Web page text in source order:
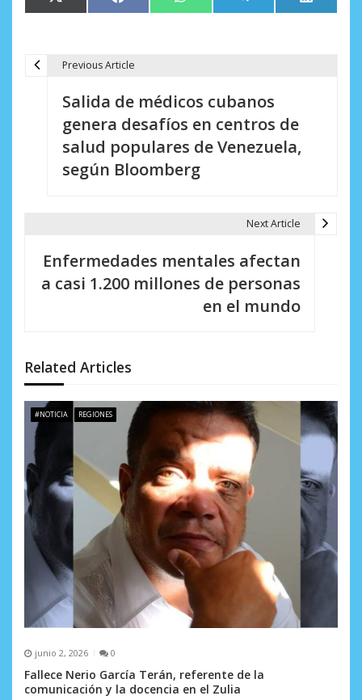
en
(Twitter) en en en en
d
e
e
n
t
r
a
s
Previous Article
Salida de médicos cubanos
genera desafíos en centros de
salud populares de Venezuela,
según Bloomberg
Next Article
Enfermedades mentales afectan
a casi 1.200 millones de personas
en el mundo
Related Articles
#NOTICIA REGIONES
junio 2, 2026 0
Fallece Nerio García Terán, referente de la
comunicación y la docencia en el Zulia